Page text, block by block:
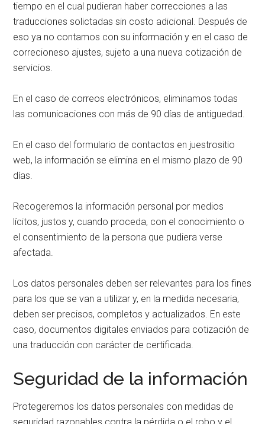
tiempo en el cual pudieran haber correcciones a las
traducciones solictadas sin costo adicional. Después de
eso ya no contamos con su información y en el caso de
correcioneso ajustes, sujeto a una nueva cotización de
servicios.
En el caso de correos electrónicos, eliminamos todas
las comunicaciones con más de 90 días de antiguedad.
En el caso del formulario de contactos en juestrositio
web, la información se elimina en el mismo plazo de 90
días.
Recogeremos la información personal por medios
lícitos, justos y, cuando proceda, con el conocimiento o
el consentimiento de la persona que pudiera verse
afectada.
Los datos personales deben ser relevantes para los fines
para los que se van a utilizar y, en la medida necesaria,
deben ser precisos, completos y actualizados. En este
caso, documentos digitales enviados para cotización de
una traducción con carácter de certificada.
Seguridad de la información
Protegeremos los datos personales con medidas de